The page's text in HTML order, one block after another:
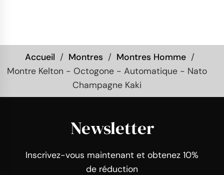
Accueil Montres
Montres Homme
Montre Kelton - Octogone - Automatique - Nato
Champagne Kaki
Newsletter
Inscrivez-vous maintenant et obtenez 10%
de réduction